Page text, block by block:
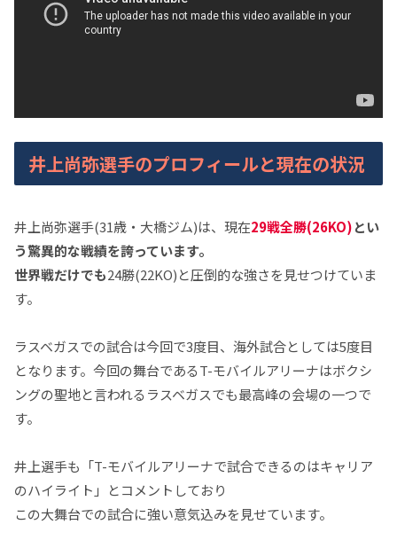
井上尚弥選手のプロフィールと現在の状況
井上尚弥選手(31歳・大橋ジム)は、現在29戦全勝(26KO)とい
う驚異的な戦績を誇っています。
世界戦だけでも24勝(22KO)と圧倒的な強さを見せつけていま
す。
ラスベガスでの試合は今回で3度目、海外試合としては5度目
となります。今回の舞台であるT-モバイルアリーナはボクシ
ングの聖地と言われるラスベガスでも最高峰の会場の一つで
す。
井上選手も「T-モバイルアリーナで試合できるのはキャリア
のハイライト」とコメントしており
この大舞台での試合に強い意気込みを見せています。